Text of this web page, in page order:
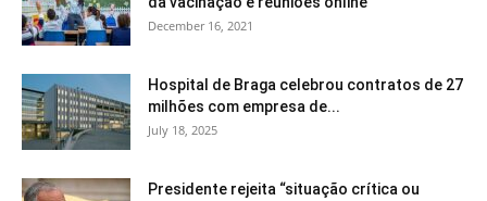
December 16, 2021
Hospital de Braga celebrou contratos de 27
milhões com empresa de...
July 18, 2025
Presidente rejeita “situação crítica ou